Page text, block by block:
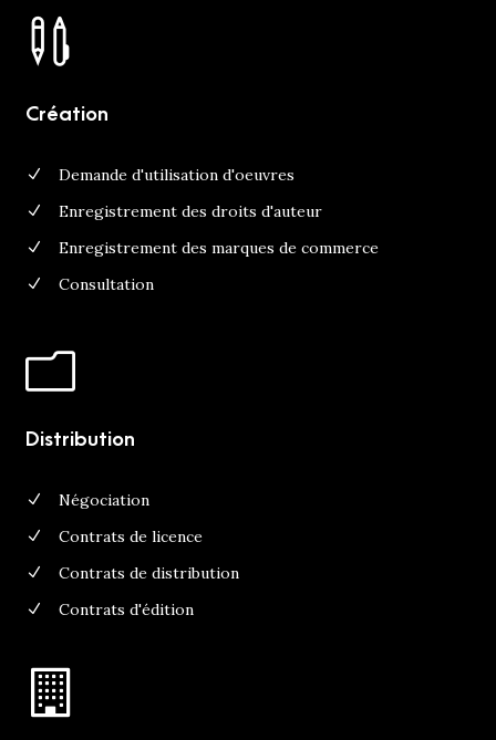
Création
Demande d'utilisation d'oeuvres
Enregistrement des droits d'auteur
Enregistrement des marques de commerce
Consultation
Distribution
Négociation
Contrats de licence
Contrats de distribution
Contrats d'édition